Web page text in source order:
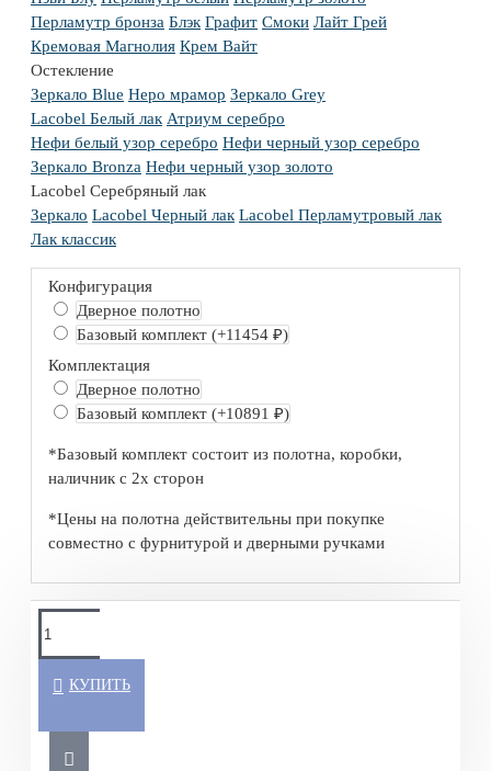
Перламутр бронза Блэк Графит Смоки Лайт Грей
Кремовая Магнолия Крем Вайт
Остекление
Зеркало Blue Неро мрамор Зеркало Grey
Lacobel Белый лак Атриум серебро
Нефи белый узор серебро Нефи черный узор серебро
Зеркало Bronza Нефи черный узор золото
Lacobel Серебряный лак
Зеркало Lacobel Черный лак Lacobel Перламутровый лак
Лак классик
Конфигурация
Дверное полотно
Базовый комплект (+11454 ₽)
Комплектация
Дверное полотно
Базовый комплект (+10891 ₽)
*Базовый комплект состоит из полотна, коробки,
наличник с 2х сторон
*Цены на полотна действительны при покупке
совместно с фурнитурой и дверными ручками
КУПИТЬ